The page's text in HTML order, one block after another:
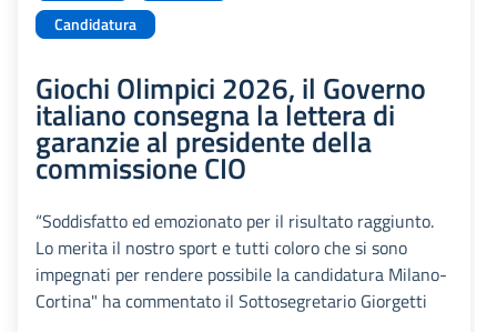
Candidatura
Giochi Olimpici 2026, il Governo
italiano consegna la lettera di
garanzie al presidente della
commissione CIO
“Soddisfatto ed emozionato per il risultato raggiunto.
Lo merita il nostro sport e tutti coloro che si sono
impegnati per rendere possibile la candidatura Milano-
Cortina" ha commentato il Sottosegretario Giorgetti